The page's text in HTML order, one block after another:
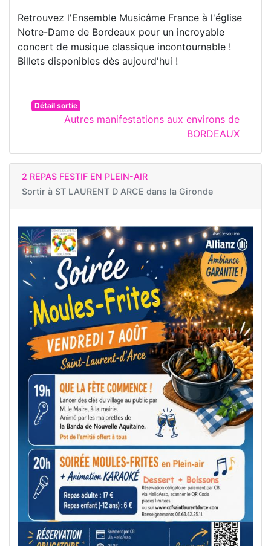
Retrouvez l'Ensemble Musicâme France à l'église
Notre-Dame de Bordeaux pour un incroyable
concert de musique classique incontournable !
Billets disponibles dès aujourd'hui !
Détail sortie
Autres manifestations aux environs de
BORDEAUX
2 REPAS FESTIF EN PLEIN-AIR
Sortir à ST LAURENT D ARCE dans la Gironde